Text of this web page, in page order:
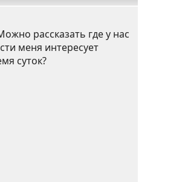
рассказать где у нас
меня интересует
суток?